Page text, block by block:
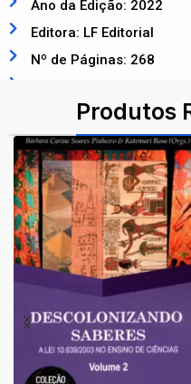
Ano da Edição: 2022
Editora: LF Editorial
Nº de Páginas: 268
Produtos